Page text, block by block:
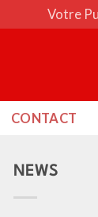
Votre
CONTACT
NEWS